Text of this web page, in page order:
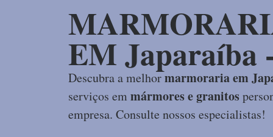
EM Japaraíba
Descubra a melhormarmoraria em
serviços em mármores e granitos
empresa. Consulte nossos especialistas!